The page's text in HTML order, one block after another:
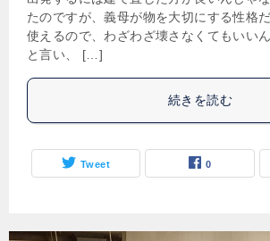
たのですが、義母が物を⼤切にする性格
使えるので、わざわざ壊さなくてもいい
と言い、 […]
続きを読む
Tweet 0